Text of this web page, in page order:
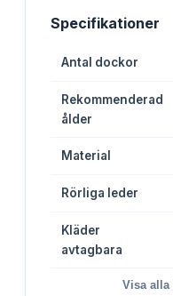
Specifikationer
Antal dockor
Rekommenderad
ålder
Material
Rörliga leder
Kläder
avtagbara
Visa alla